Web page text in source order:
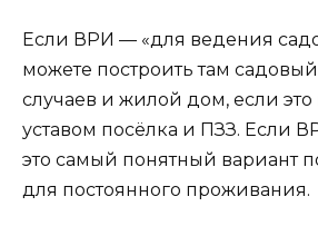
Если ВРИ — «для ведения
можете построить там
случаев и жилой дом, если
уставом посёлка и ПЗЗ. Если
это самый понятный вариант
для постоянного проживания.